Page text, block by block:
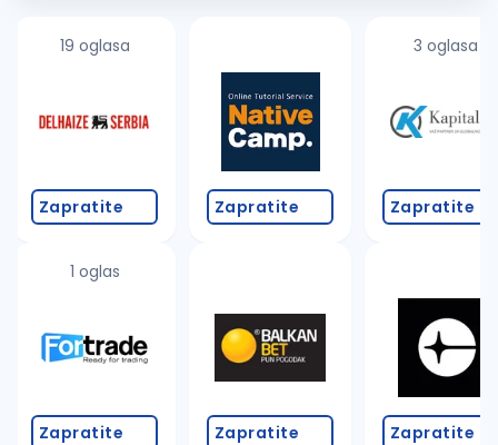
19 oglasa
Zapratite
1 oglas
Zapratite
Zapratite
Zapratite
3 oglasa
Zapratite
Zapratite